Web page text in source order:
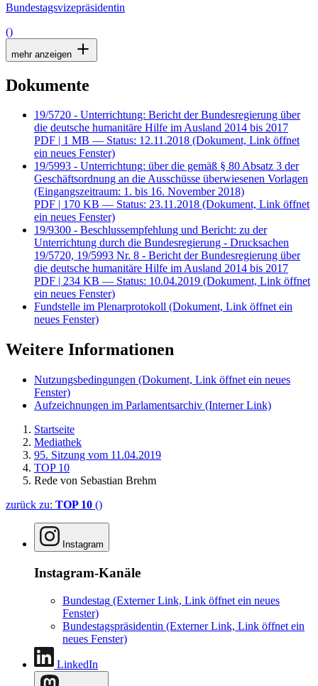
Bundestagsvizepräsidentin
()
mehr anzeigen
Dokumente
19/5720 - Unterrichtung: Bericht der Bundesregierung über
die deutsche humanitäre Hilfe im Ausland 2014 bis 2017
PDF | 1 MB — Status: 12.11.2018 (Dokument, Link öffnet
ein neues Fenster)
19/5993 - Unterrichtung: über die gemäß § 80 Absatz 3 der
Geschäftsordnung an die Ausschüsse überwiesenen Vorlagen
(Eingangszeitraum: 1. bis 16. November 2018)
PDF | 170 KB — Status: 23.11.2018 (Dokument, Link öffnet
ein neues Fenster)
19/9300 - Beschlussempfehlung und Bericht: zu der
Unterrichtung durch die Bundesregierung - Drucksachen
19/5720, 19/5993 Nr. 8 - Bericht der Bundesregierung über
die deutsche humanitäre Hilfe im Ausland 2014 bis 2017
PDF | 234 KB — Status: 10.04.2019 (Dokument, Link öffnet
ein neues Fenster)
Fundstelle im Plenarprotokoll (Dokument, Link öffnet ein
neues Fenster)
Weitere Informationen
Nutzungsbedingungen (Dokument, Link öffnet ein neues
Fenster)
Aufzeichnungen im Parlamentsarchiv (Interner Link)
Startseite
Mediathek
95. Sitzung vom 11.04.2019
TOP 10
Rede von Sebastian Brehm
zurück zu: TOP 10 ()
Instagram
Instagram-Kanäle
Bundestag (Externer Link, Link öffnet ein neues
Fenster)
Bundestagspräsidentin (Externer Link, Link öffnet ein
neues Fenster)
LinkedIn